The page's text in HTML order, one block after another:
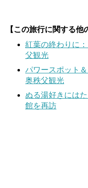
【この旅行に関する他
紅葉の終わりに
父観光
パワースポット
奥秩父観光
ぬる湯好きには
館を再訪